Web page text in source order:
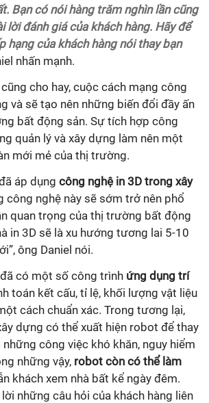
Bạn có nói hàng trăm nghìn lần cũng
lời đánh giá của khách hàng. Hãy để
hạng của khách hàng nói thay bạn
nhấn mạnh.
cho hay, cuộc cách mạng công
và sẽ tạo nên những biến đổi đầy ấn
bất động sản. Sự tích hợp công
quản lý và xây dựng làm nên một
mới mẻ của thị trường.
áp dụng công nghệ in 3D trong xây
công nghệ này sẽ sớm trở nên phổ
quan trọng của thị trường bất động
in 3D sẽ là xu hướng tương lai 5-10
ông Daniel nói.
có một số công trình ứng dụng trí
toán kết cấu, tỉ lệ, khối lượng vật liệu
cách chuẩn xác. Trong tương lại,
dựng có thể xuất hiện robot để thay
công việc khó khăn, nguy hiểm
những vậy, robot còn có thể làm
khách xem nhà bất kể ngày đêm.
những câu hỏi của khách hàng liên